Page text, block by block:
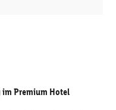
im Premium Hotel